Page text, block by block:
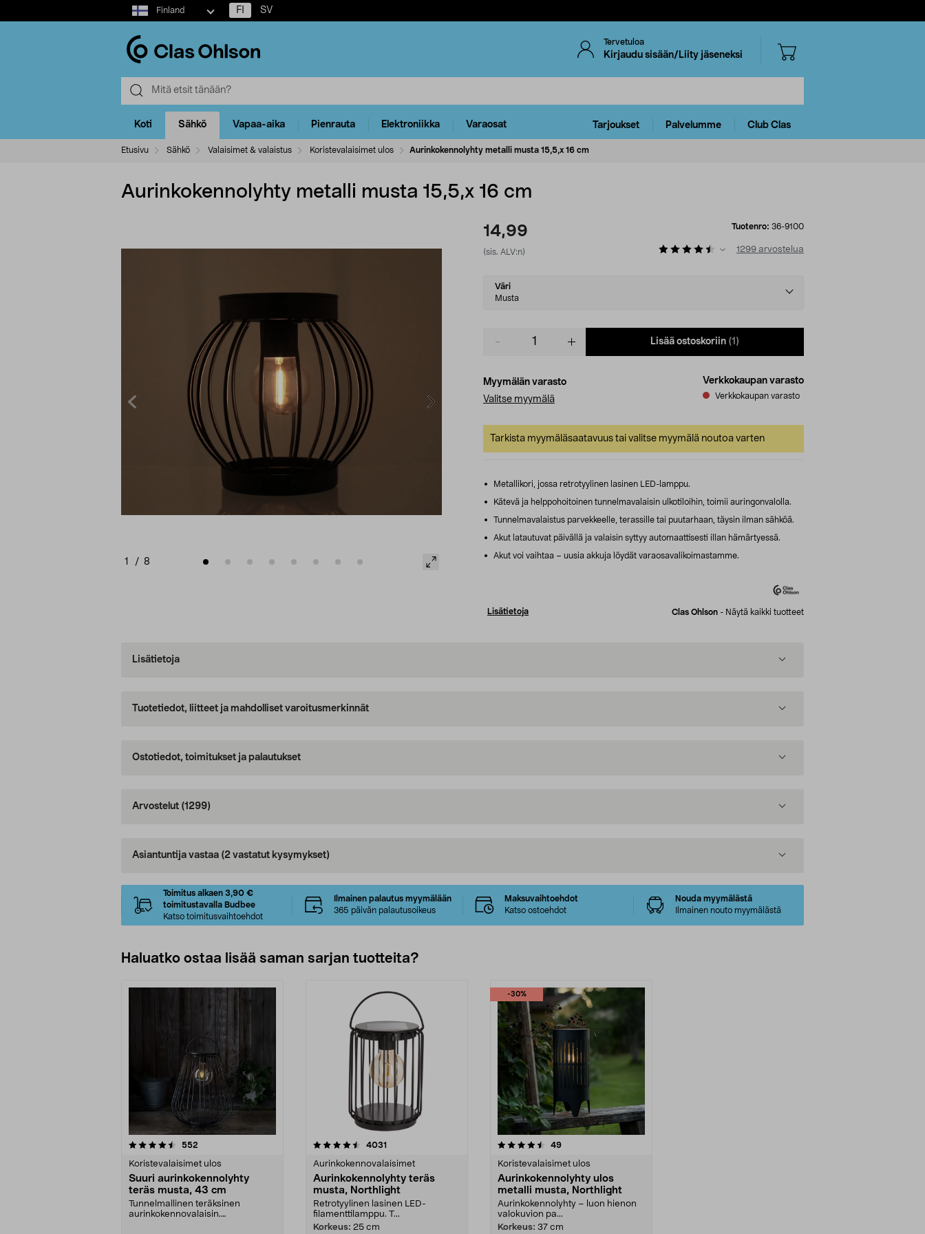
Select
market
Finland FI SV
Tervetuloa
Kirjaudu sisään/Liity jäseneksi
Koti Sähkö Vapaa-aika Pienrauta Elektroniikka Varaosat Tarjoukset Palvelumme Club Clas
Etusivu Sähkö Valaisimet & valaistus Koristevalaisimet ulos Aurinkokennolyhty metalli musta 15,5,x 16 cm
Aurinkokennolyhty metalli musta 15,5,x 16 cm
1 / 8
14,99
(sis. ALV:n)
Tuotenro: 36-9100
1299 arvostelua
Select
variant
Väri
Musta
Lisää ostoskoriin (1)
Myymälän varasto
Valitse myymälä
Verkkokaupan varasto
Verkkokaupan varasto
Tarkista myymäläsaatavuus tai valitse myymälä noutoa varten
Metallikori, jossa retrotyylinen lasinen LED-lamppu.
Kätevä ja helppohoitoinen tunnelmavalaisin ulkotiloihin, toimii auringonvalolla.
Tunnelmavalaistus parvekkeelle, terassille tai puutarhaan, täysin ilman sähköä.
Akut latautuvat päivällä ja valaisin syttyy automaattisesti illan hämärtyessä.
Akut voi vaihtaa – uusia akkuja löydät varaosavalikoimastamme.
Lisätietoja Clas Ohlson - Näytä kaikki tuotteet
Lisätietoja
Tuotetiedot, liitteet ja mahdolliset varoitusmerkinnät
Ostotiedot, toimitukset ja palautukset
Arvostelut (1299)
Asiantuntija vastaa (2 vastatut kysymykset)
Toimitus alkaen 3,90 €
toimitustavalla Budbee
Katso toimitusvaihtoehdot
Ilmainen palautus myymälään
365 päivän palautusoikeus
Maksuvaihtoehdot
Katso ostoehdot
Nouda myymälästä
Ilmainen nouto myymälästä
Haluatko ostaa lisää saman sarjan tuotteita?
552
Koristevalaisimet ulos
Suuri aurinkokennolyhty
teräs musta, 43 cm
Tunnelmallinen teräksinen
aurinkokennovalaisin.
4.5viidestä
4031
Aurinkokennovalaisimet
Aurinkokennolyhty teräs
musta, Northlight
Retrotyylinen lasinen LED-
filamenttilamppu. T...
Korkeus: 25 cm
-30%
4.5viidestä
49arvostelut
Koristevalaisimet ulos
Aurinkokennolyhty ulos
metalli musta, Northlight
Aurinkokennolyhty – luon hienon
valokuvion pa...
Korkeus: 37 cm